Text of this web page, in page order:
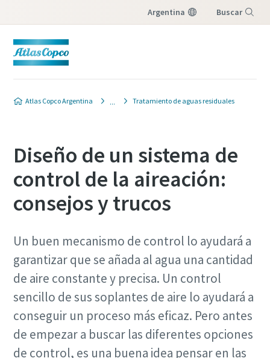
Argentina Buscar
Atlas Copco Argentina Tratamiento de aguas residuales
Diseño de un sistema de
control de la aireación:
consejos y trucos
Un buen mecanismo de control lo ayudará a
garantizar que se añada al agua una cantidad
de aire constante y precisa. Un control
sencillo de sus soplantes de aire lo ayudará a
conseguir un proceso más eficaz. Pero antes
de empezar a buscar las diferentes opciones
de control, es una buena idea pensar en las